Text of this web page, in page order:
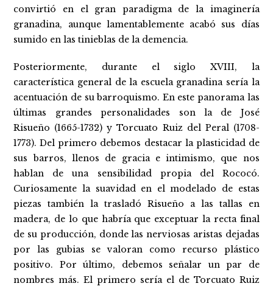
convirtió en el gran paradigma de la imaginería
granadina, aunque lamentablemente acabó sus días
sumido en las tinieblas de la demencia.
Posteriormente, durante el siglo XVIII, la
característica general de la escuela granadina sería la
acentuación de su barroquismo. En este panorama las
últimas grandes personalidades son la de José
Risueño (1665-1732) y Torcuato Ruiz del Peral (1708-
1773). Del primero debemos destacar la plasticidad de
sus barros, llenos de gracia e intimismo, que nos
hablan de una sensibilidad propia del Rococó.
Curiosamente la suavidad en el modelado de estas
piezas también la trasladó Risueño a las tallas en
madera, de lo que habría que exceptuar la recta final
de su producción, donde las nerviosas aristas dejadas
por las gubias se valoran como recurso plástico
positivo. Por último, debemos señalar un par de
nombres más. El primero sería el de Torcuato Ruiz